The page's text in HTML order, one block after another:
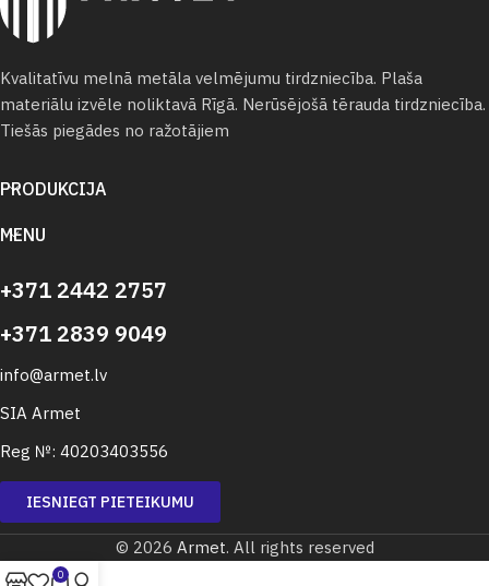
Kvalitatīvu melnā metāla velmējumu tirdzniecība. Plaša
materiālu izvēle noliktavā Rīgā. Nerūsējošā tērauda tirdzniecība.
Tiešās piegādes no ražotājiem
PRODUKCIJA
MENU
+371 2442 2757
+371 2839 9049
info@armet.lv
SIA Armet
Reg №: 40203403556
IESNIEGT PIETEIKUMU
© 2026 Armet. All rights reserved
0